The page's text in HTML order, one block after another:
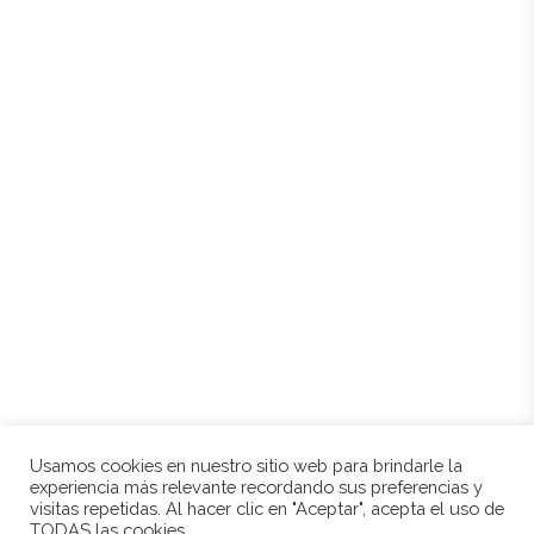
© 2021 BODEGAS CRIAL. TODOS LOS DERECHOS RESERVADOS. DESARROLLADO POR
Usamos cookies en nuestro sitio web para brindarle la
experiencia más relevante recordando sus preferencias y
visitas repetidas. Al hacer clic en "Aceptar", acepta el uso de
TODAS las cookies.